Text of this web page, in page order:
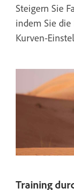
Steigern Sie
indem Sie
Kurven-
Training